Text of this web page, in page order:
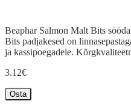
Beaphar Salmon Malt Bits
Bits padjakesed on
ja kassipoegadele.
3.12€
Osta